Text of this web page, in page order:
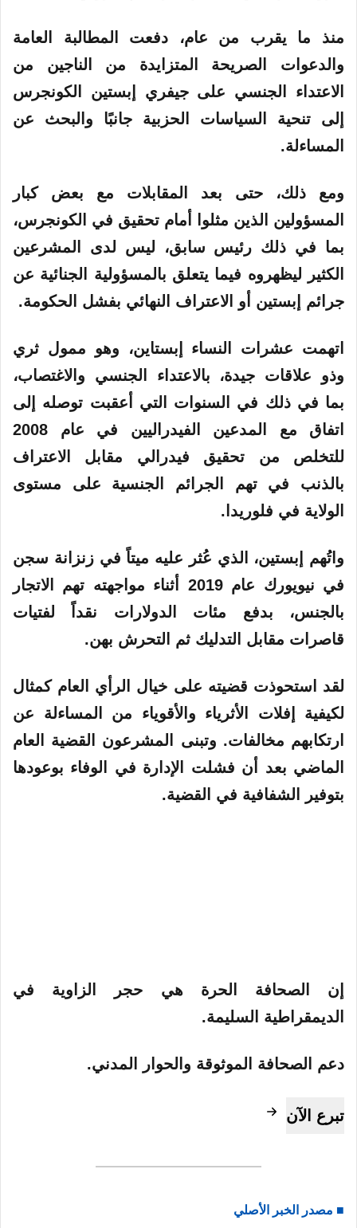
منذ ما يقرب من عام، دفعت المطالبة العامة
والدعوات الصريحة المتزايدة من الناجين من
الاعتداء الجنسي على جيفري إبستين الكونجرس
إلى تنحية السياسات الحزبية جانبًا والبحث عن
المساءلة.
ومع ذلك، حتى بعد المقابلات مع بعض كبار
المسؤولين الذين مثلوا أمام تحقيق في الكونجرس،
بما في ذلك رئيس سابق، ليس لدى المشرعين
الكثير ليظهروه فيما يتعلق بالمسؤولية الجنائية عن
جرائم إبستين أو الاعتراف النهائي بفشل الحكومة.
اتهمت عشرات النساء إبستاين، وهو ممول ثري
وذو علاقات جيدة، بالاعتداء الجنسي والاغتصاب،
بما في ذلك في السنوات التي أعقبت توصله إلى
اتفاق مع المدعين الفيدراليين في عام 2008
للتخلص من تحقيق فيدرالي مقابل الاعتراف
بالذنب في تهم الجرائم الجنسية على مستوى
الولاية في فلوريدا.
واتُهم إبستين، الذي عُثر عليه ميتاً في زنزانة سجن
في نيويورك عام 2019 أثناء مواجهته تهم الاتجار
بالجنس، بدفع مئات الدولارات نقداً لفتيات
قاصرات مقابل التدليك ثم التحرش بهن.
لقد استحوذت قضيته على خيال الرأي العام كمثال
لكيفية إفلات الأثرياء والأقوياء من المساءلة عن
ارتكابهم مخالفات. وتبنى المشرعون القضية العام
الماضي بعد أن فشلت الإدارة في الوفاء بوعودها
بتوفير الشفافية في القضية.
إن الصحافة الحرة هي حجر الزاوية في
الديمقراطية السليمة.
دعم الصحافة الموثوقة والحوار المدني.
تبرع الآن
■ مصدر الخبر الأصلي